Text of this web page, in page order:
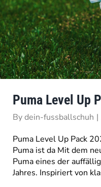
Puma Level Up
Bydein-fussballschuh |
Puma Level Up Pack
Puma ist da Mit dem
Puma eines der
Jahres. Inspiriert von